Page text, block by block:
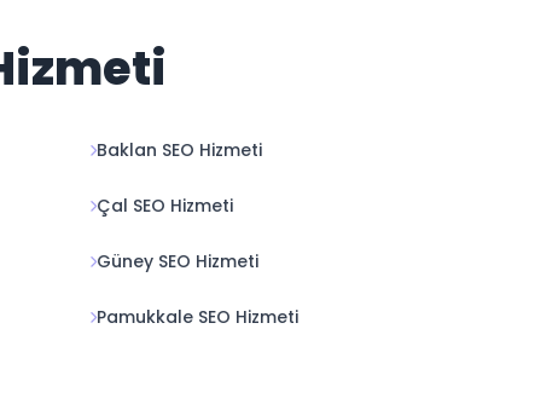
Baklan SEO Hizmeti
Çal SEO Hizmeti
Güney SEO Hizmeti
Pamukkale SEO Hizmeti